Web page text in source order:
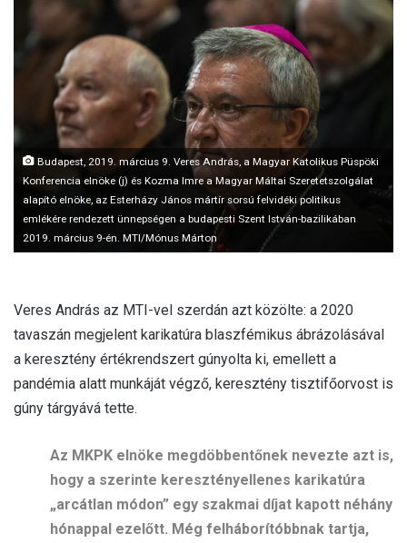
n
e
m
Budapest, 2019. március 9. Veres András, a Magyar Katolikus Püspöki
Konferencia elnöke (j) és Kozma Imre a Magyar Máltai Szeretetszolgálat
alapító elnöke, az Esterházy János mártír sorsú felvidéki politikus
emlékére rendezett ünnepségen a budapesti Szent István-bazilikában
2019. március 9-én. MTI/Mónus Márton
Veres András az MTI-vel szerdán azt közölte: a 2020
tavaszán megjelent karikatúra blaszfémikus ábrázolásával
a keresztény értékrendszert gúnyolta ki, emellett a
pandémia alatt munkáját végző, keresztény tisztifőorvost is
gúny tárgyává tette.
Az MKPK elnöke megdöbbentőnek nevezte azt is,
hogy a szerinte keresztényellenes karikatúra
„arcátlan módon” egy szakmai díjat kapott néhány
hónappal ezelőtt. Még felháborítóbbnak tartja,